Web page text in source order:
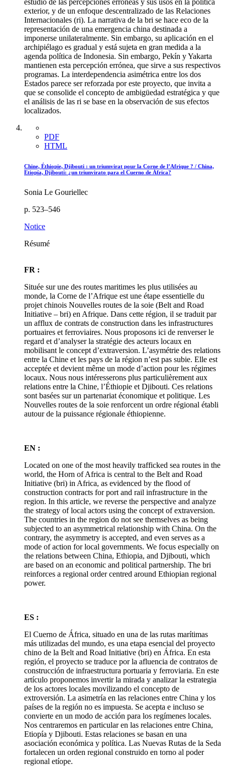
estudio de las percepciones erróneas y sus usos en la política
exterior, y de un enfoque descentralizado de las Relaciones
Internacionales (ri). La narrativa de la bri se hace eco de la
representación de una emergencia china destinada a
imponerse unilateralmente. Sin embargo, su aplicación en el
archipiélago es gradual y está sujeta en gran medida a la
agenda política de Indonesia. Sin embargo, Pekín y Yakarta
mantienen esta percepción errónea, que sirve a sus respectivos
programas. La interdependencia asimétrica entre los dos
Estados parece ser reforzada por este proyecto, que invita a
que se consolide el concepto de ambigüedad estratégica y que
el análisis de las ri se base en la observación de sus efectos
localizados.
PDF
HTML
Chine, Éthiopie, Djibouti : un triumvirat pour la Corne de l’Afrique ? / China,
Etiopía, Djibouti: ¿un triunvirato para el Cuerno de África?
Sonia Le Gouriellec
p. 523–546
Notice
Résumé
FR :
Située sur une des routes maritimes les plus utilisées au
monde, la Corne de l’Afrique est une étape essentielle du
projet chinois Nouvelles routes de la soie (Belt and Road
Initiative – bri) en Afrique. Dans cette région, il se traduit par
un afflux de contrats de construction dans les infrastructures
portuaires et ferroviaires. Nous proposons ici de renverser le
regard et d’analyser la stratégie des acteurs locaux en
mobilisant le concept d’extraversion. L’asymétrie des relations
entre la Chine et les pays de la région n’est pas subie. Elle est
acceptée et devient même un mode d’action pour les régimes
locaux. Nous nous intéresserons plus particulièrement aux
relations entre la Chine, l’Éthiopie et Djibouti. Ces relations
sont basées sur un partenariat économique et politique. Les
Nouvelles routes de la soie renforcent un ordre régional établi
autour de la puissance régionale éthiopienne.
EN :
Located on one of the most heavily trafficked sea routes in the
world, the Horn of Africa is central to the Belt and Road
Initiative (bri) in Africa, as evidenced by the flood of
construction contracts for port and rail infrastructure in the
region. In this article, we reverse the perspective and analyze
the strategy of local actors using the concept of extraversion.
The countries in the region do not see themselves as being
subjected to an asymmetrical relationship with China. On the
contrary, the asymmetry is accepted, and even serves as a
mode of action for local governments. We focus especially on
the relations between China, Ethiopia, and Djibouti, which
are based on an economic and political partnership. The bri
reinforces a regional order centred around Ethiopian regional
power.
ES :
El Cuerno de África, situado en una de las rutas marítimas
más utilizadas del mundo, es una etapa esencial del proyecto
chino de la Belt and Road Initiative (bri) en África. En esta
región, el proyecto se traduce por la afluencia de contratos de
construcción de infraestructura portuaria y ferroviaria. En este
artículo proponemos invertir la mirada y analizar la estrategia
de los actores locales movilizando el concepto de
extroversión. La asimetría en las relaciones entre China y los
países de la región no es impuesta. Se acepta e incluso se
convierte en un modo de acción para los regímenes locales.
Nos centraremos en particular en las relaciones entre China,
Etiopía y Djibouti. Estas relaciones se basan en una
asociación económica y política. Las Nuevas Rutas de la Seda
fortalecen un orden regional construido en torno al poder
regional etíope.